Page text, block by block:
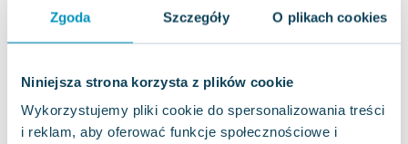
Zgoda Szczegóły O plikach cookies
Niniejsza strona korzysta z plików cookie
Wykorzystujemy pliki cookie do spersonalizowania treści
i reklam, aby oferować funkcje społecznościowe i
0.0
Twarda
Pakujemy 10.08
60.03zł nowa
64.90złtaniej o4.87zł
Do koszyka